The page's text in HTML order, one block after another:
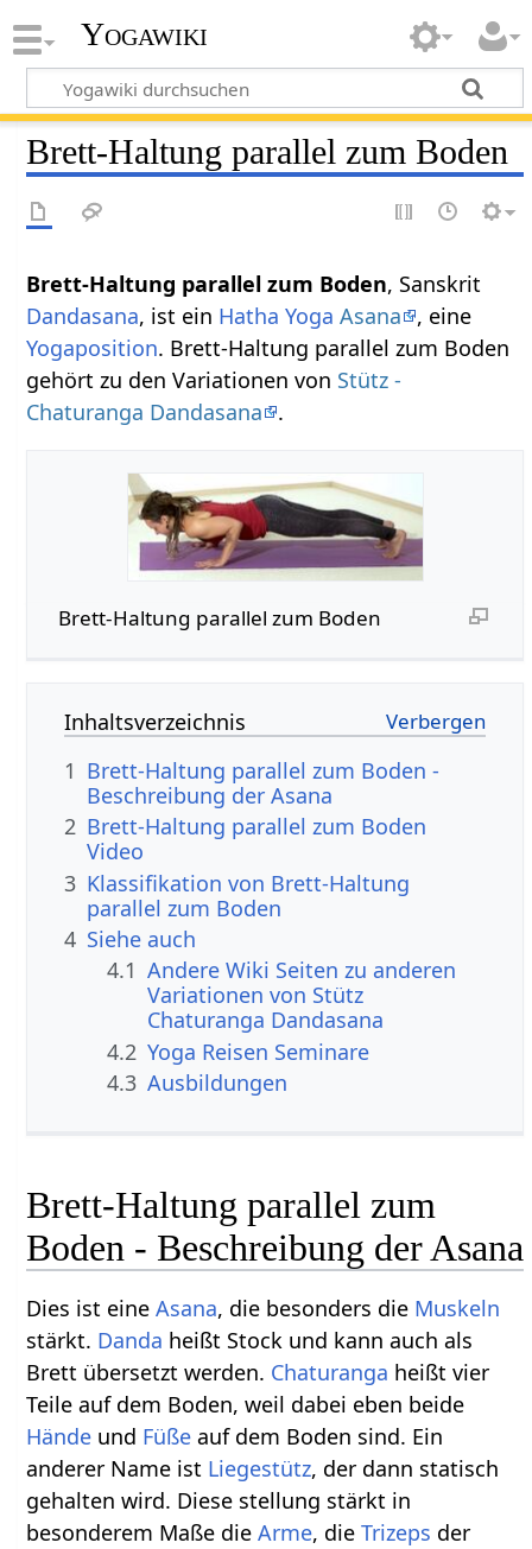
Yogawiki
Brett-Haltung parallel zum Boden
Brett-Haltung parallel zum Boden, Sanskrit
Dandasana, ist ein Hatha Yoga Asana
, eine
Yogaposition. Brett-Haltung parallel zum Boden
gehört zu den Variationen von Stütz -
Chaturanga Dandasana
.
Brett-Haltung parallel zum Boden
Inhaltsverzeichnis
1 Brett-Haltung parallel zum Boden -
Beschreibung der Asana
2 Brett-Haltung parallel zum Boden
Video
3 Klassifikation von Brett-Haltung
parallel zum Boden
4 Siehe auch
4.1 Andere Wiki Seiten zu anderen
Variationen von Stütz
Chaturanga Dandasana
4.2 Yoga Reisen Seminare
4.3 Ausbildungen
Brett-Haltung parallel zum
Boden - Beschreibung der Asana
Dies ist eineAsana, die besonders die Muskeln
stärkt. Danda heißt Stock und kann auch als
Brett übersetzt werden. Chaturanga heißt vier
Teile auf dem Boden, weil dabei eben beide
Hände und Füße auf dem Boden sind. Ein
anderer Name ist Liegestütz, der dann statisch
gehalten wird. Diese stellung stärkt in
besonderem Maße dieArme, dieTrizeps der